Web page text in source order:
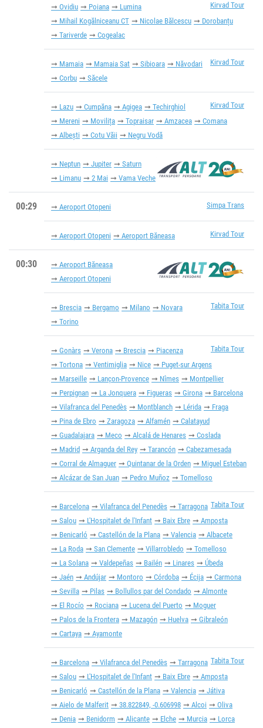
Kirvad Tour
Ovidiu Poiana
Lumina
Mihail Kogălniceanu CT
Nicolae Bălcescu
Dorobanțu
Tariverde
Cogealac
Kirvad Tour
Mamaia Mamaia Sat Sibioara
Năvodari
Corbu
Săcele
Kirvad Tour
Lazu Cumpăna Agigea
Techirghiol
Mereni
Movilița Topraisar Amzacea
Comana
Albești
Cotu Văii Negru Vodă
Neptun Jupiter
Saturn
Limanu
2 Mai Vama Veche
00:29 Simpa Trans
Aeroport Otopeni
Kirvad Tour
Aeroport Otopeni Aeroport Băneasa
00:30
Aeroport Băneasa
Aeroport Otopeni
Tabita Tour
Brescia Bergamo Milano
Novara
Torino
Tabita Tour
Gonàrs Verona Brescia
Piacenza
Tortona
Ventimiglia Nice
Puget-sur Argens
Marseille
Lançon-Provence Nîmes
Montpellier
Perpignan
La Jonquera Figueras Girona
Barcelona
Vilafranca del Penedès
Montblanch Lérida
Fraga
Pina de Ebro
Zaragoza Alfamén
Calatayud
Guadalajara
Meco Alcalá de Henares
Coslada
Madrid
Arganda del Rey Tarancón
Cabezamesada
Corral de Almaguer
Quintanar de la Orden
Miguel Esteban
Alcázar de San Juan
Pedro Muñoz Tomelloso
Tabita Tour
Barcelona Vilafranca del Penedès
Tarragona
Salou
L'Hospitalet de l'Infant Baix Ebre
Amposta
Benicarló
Castellón de la Plana Valencia
Albacete
La Roda
San Clemente Villarrobledo
Tomelloso
La Solana
Valdepeñas Bailén Linares
Úbeda
Jaén
Andújar Montoro Córdoba Écija
Carmona
Sevilla
Pilas Bollullos par del Condado
Almonte
El Rocío
Rociana Lucena del Puerto
Moguer
Palos de la Frontera
Mazagón Huelva
Gibraleón
Cartaya
Ayamonte
Tabita Tour
Barcelona Vilafranca del Penedès
Tarragona
Salou
L'Hospitalet de l'Infant Baix Ebre
Amposta
Benicarló
Castellón de la Plana Valencia
Játiva
Aielo de Malferit
38.822849, -0.606998 Alcoi
Oliva
Denia
Benidorm Alicante Elche Murcia
Lorca